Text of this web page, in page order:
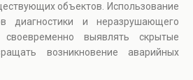
объектов. Использование
диагностики и неразрушающего
своевременно выявлять скрытые
возникновение аварийных